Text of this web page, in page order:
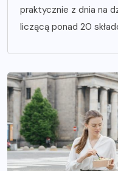
praktycznie z dnia na
liczącą ponad 20